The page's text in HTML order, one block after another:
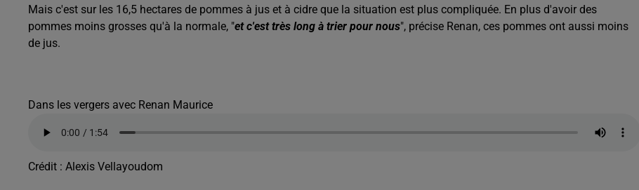
Mais c'est sur les 16,5 hectares de pommes à jus et à cidre que la situation est plus compliquée. En plus d'avoir des
pommes moins grosses qu'à la normale, "et c'est très long à trier pour nous", précise Renan, ces pommes ont aussi moins
de jus.
Dans les vergers avec Renan Maurice
Crédit : Alexis Vellayoudom